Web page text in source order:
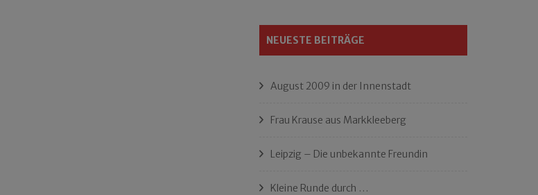
NEUESTE BEITRÄGE
August 2009 in der Innenstadt
Frau Krause aus Markkleeberg
Leipzig – Die unbekannte Freundin
Kleine Runde durch …